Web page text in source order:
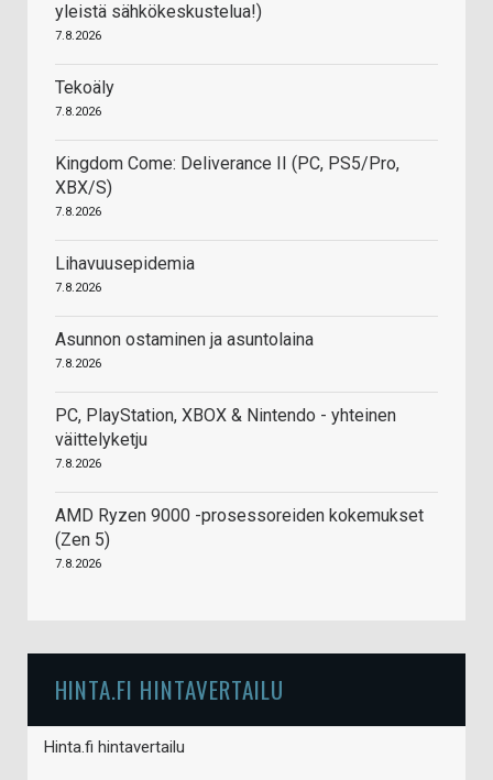
yleistä sähkökeskustelua!)
7.8.2026
Tekoäly
7.8.2026
Kingdom Come: Deliverance II (PC, PS5/Pro,
XBX/S)
7.8.2026
Lihavuusepidemia
7.8.2026
Asunnon ostaminen ja asuntolaina
7.8.2026
PC, PlayStation, XBOX & Nintendo - yhteinen
väittelyketju
7.8.2026
AMD Ryzen 9000 -prosessoreiden kokemukset
(Zen 5)
7.8.2026
HINTA.FI HINTAVERTAILU
Hinta.fi hintavertailu